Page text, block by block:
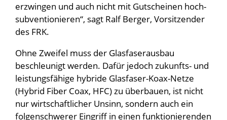
erzwingen und auch nicht mit Gutscheinen hoch-
subventionieren“, sagt Ralf Berger, Vorsitzender
des FRK.
Ohne Zweifel muss der Glasfaserausbau
beschleunigt werden. Dafür jedoch zukunfts- und
leistungsfähige hybride Glasfaser-Koax-Netze
(Hybrid Fiber Coax, HFC) zu überbauen, ist nicht
nur wirtschaftlicher Unsinn, sondern auch ein
folgenschwerer Eingriff in einen funktionierenden